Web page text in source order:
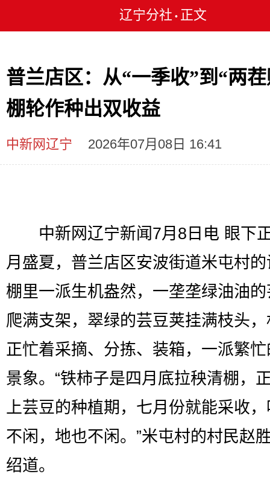
辽宁分社 • 正文
普兰店区：从“一季收”到“两
棚轮作种出双收益
中新网辽宁 2026年07月08日 16:41
中新网辽宁新闻7月8日电 眼下
月盛夏，普兰店区安波街道米屯村
棚里一派生机盎然，一垄垄绿油油
爬满支架，翠绿的芸豆荚挂满枝头
正忙着采摘、分拣、装箱，一派繁
景象。“铁柿子是四月底拉秧清棚，
上芸豆的种植期，七月份就能采收
不闲，地也不闲。”米屯村的村民赵
绍道。